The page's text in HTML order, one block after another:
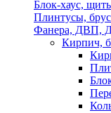
Блок-хаус,
Плинтусы,
Фанера, ДВП,
Кирпич,